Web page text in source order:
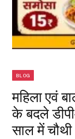
BLOG
महिला एवं
के बदले
साल में